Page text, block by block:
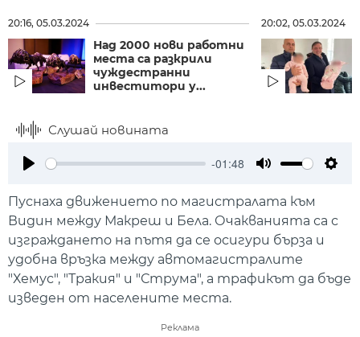
20:16, 05.03.2024
Над 2000 нови работни
места са разкрили
чуждестранни
инвеститори у...
20:02, 05.03.2024
Слушай новината
-01:48
Пуснаха движението по магистралата към
Видин между Макреш и Бела. Очакванията са с
изграждането на пътя да се осигури бърза и
удобна връзка между автомагистралите
"Хемус", "Тракия" и "Струма", а трафикът да бъде
изведен от населените места.
Реклама